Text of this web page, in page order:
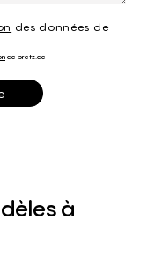
des données de
de bretz.de
à